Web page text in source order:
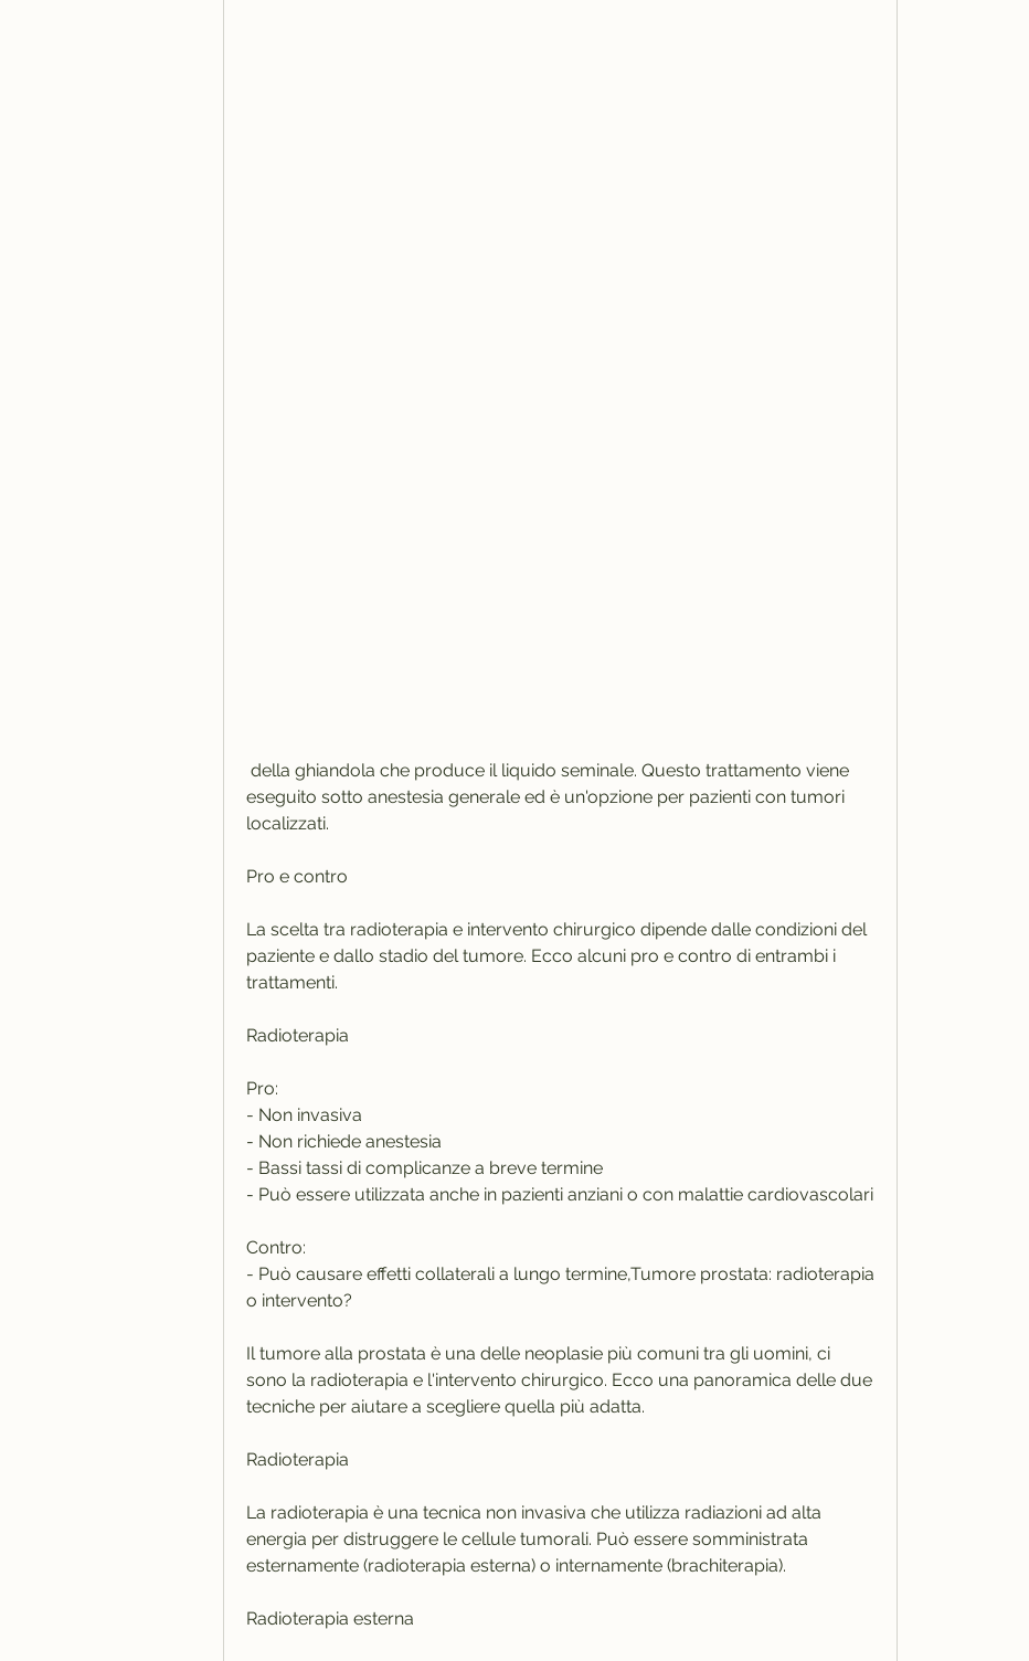
eseguito sotto anestesia generale ed è un'opzione per pazienti con tumori
localizzati.
Pro e contro
La scelta tra radioterapia e intervento chirurgico dipende dalle condizioni del
paziente e dallo stadio del tumore. Ecco alcuni pro e contro di entrambi i
trattamenti.
Radioterapia
Pro:
- Non invasiva
- Non richiede anestesia
- Bassi tassi di complicanze a breve termine
- Può essere utilizzata anche in pazienti anziani o con malattie cardiovascolari
Contro:
- Può causare effetti collaterali a lungo termine,Tumore prostata: radioterapia
o intervento?
Il tumore alla prostata è una delle neoplasie più comuni tra gli uomini, ci
sono la radioterapia e l'intervento chirurgico. Ecco una panoramica delle due
tecniche per aiutare a scegliere quella più adatta.
Radioterapia
La radioterapia è una tecnica non invasiva che utilizza radiazioni ad alta
energia per distruggere le cellule tumorali. Può essere somministrata
esternamente (radioterapia esterna) o internamente (brachiterapia).
Radioterapia esterna